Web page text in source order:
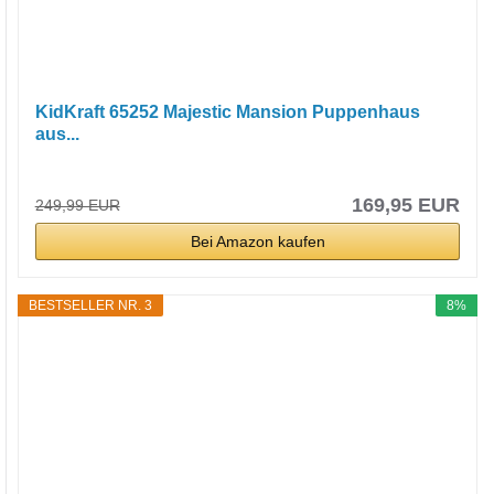
KidKraft 65252 Majestic Mansion Puppenhaus
aus...
249,99 EUR 169,95 EUR
Bei Amazon kaufen
8%
BESTSELLER NR. 3